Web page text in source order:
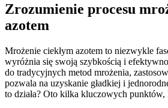
Zrozumienie procesu
‍azotem
Mrożenie ciekłym azotem⁣ to niezwykle
wyróżnia się swoją szybkością i
do tradycyjnych metod mrożenia,
pozwala na uzyskanie ​gładkiej i
to działa? Oto kilka kluczowych